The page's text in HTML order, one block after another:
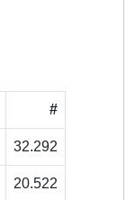
#
32.292
20.522